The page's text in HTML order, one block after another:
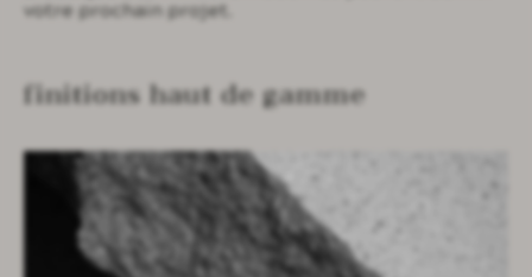
votre prochain projet.
finitions haut de gamme